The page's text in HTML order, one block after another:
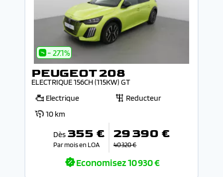
- 27.1%
PEUGEOT 208
ELECTRIQUE 156CH (115KW) GT
Electrique
Reducteur
10 km
Dès 355 €
Par mois en LOA
29 390 €
40 320 €
Economisez10 930 €